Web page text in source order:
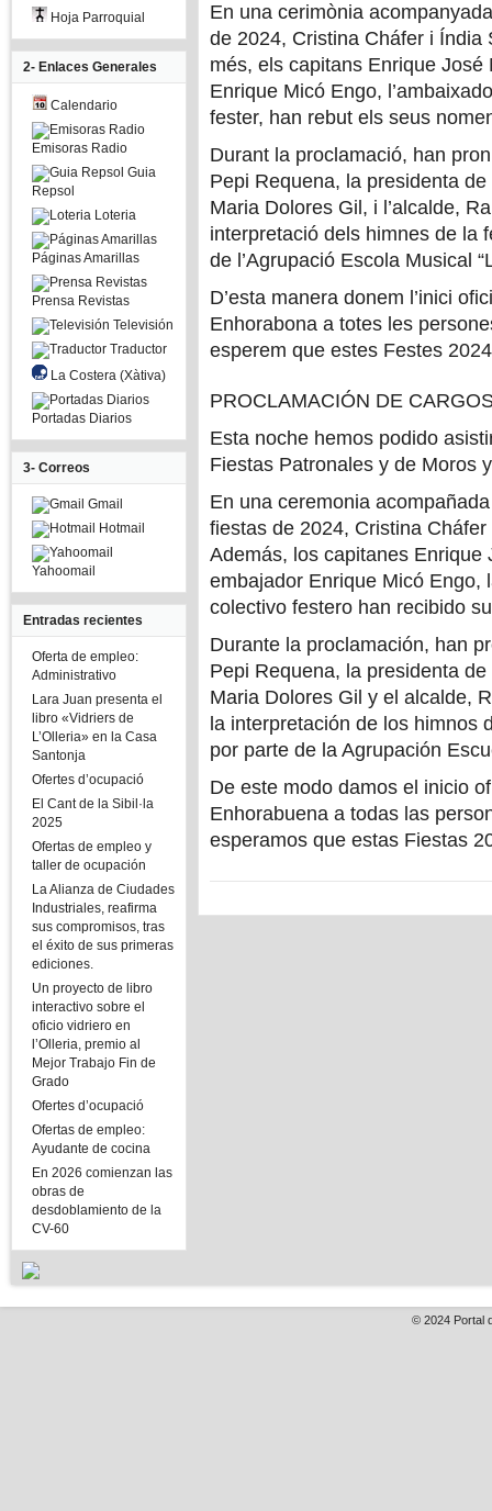
Hoja Parroquial
2- Enlaces Generales
Calendario
Emisoras Radio
Guia
Repsol
Loteria
Páginas Amarillas
Prensa Revistas
Televisión
Traductor
La Costera (Xàtiva)
Portadas Diarios
3- Correos
Gmail
Hotmail
Yahoomail
Entradas recientes
Oferta de empleo:
Administrativo
Lara Juan presenta el
libro «Vidriers de
L’Olleria» en la Casa
Santonja
Ofertes d’ocupació
El Cant de la Sibil·la
2025
Ofertas de empleo y
taller de ocupación
La Alianza de Ciudades
Industriales, reafirma
sus compromisos, tras
el éxito de sus primeras
ediciones.
Un proyecto de libro
interactivo sobre el
oficio vidriero en
l’Olleria, premio al
Mejor Trabajo Fin de
Grado
Ofertes d’ocupació
Ofertas de empleo:
Ayudante de cocina
En 2026 comienzan las
obras de
desdoblamiento de la
CV-60
En una cerimònia
de 2024, Cristina Cháfer i Índia
més, els capitans Enrique José
Enrique Micó Engo,
fester, han rebut els seus
Durant la proclamació, han
Pepi Requena, la presidenta
Maria Dolores Gil, i l’alcalde,
interpretació dels himnes de la
de l’Agrupació Escola Musical
D’esta manera donem l’inici
Enhorabona a totes les
esperem que estes Festes
PROCLAMACIÓN DE
Esta noche hemos podido
Fiestas Patronales y de Moros
En una ceremonia
fiestas de 2024, Cristina
Además, los capitanes Enrique
embajador Enrique Micó Engo,
colectivo festero han recibido
Durante la proclamación, han
Pepi Requena, la presidenta
Maria Dolores Gil y el alcalde,
la interpretación de los himnos
por parte de la Agrupación
De este modo damos el inicio
Enhorabuena a todas las
esperamos que estas Fiestas
© 2024 Portal